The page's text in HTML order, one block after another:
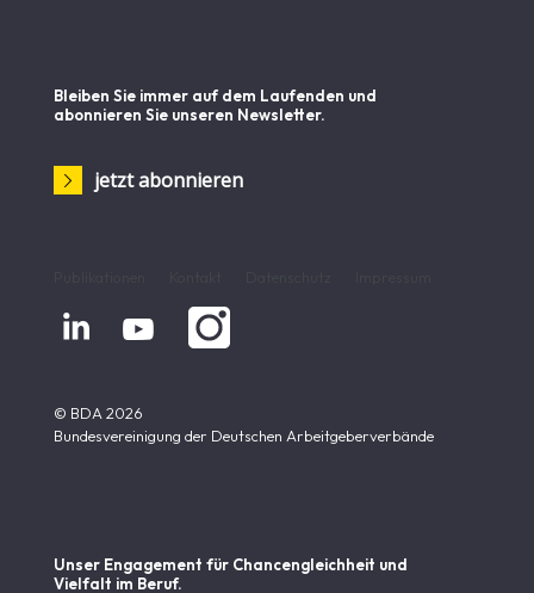
Bleiben Sie immer auf dem Laufenden und
abonnieren Sie unseren Newsletter.
jetzt abonnieren
 
© BDA 2026
Bundesvereinigung der Deutschen Arbeitgeberverbände
Unser Engagement für Chancen­gleichheit und
Vielfalt im Beruf.